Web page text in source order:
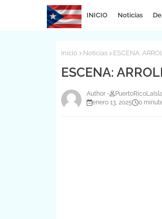
INICIO Noticias
Inicio Noticias ESCENA:
ESCENA:
enero 13, 2025
0